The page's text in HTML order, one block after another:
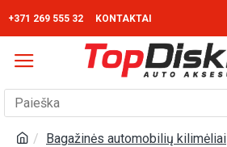
+371 269 555 32 KONTAKTAI
Bagažinės automobilių kilimėliai